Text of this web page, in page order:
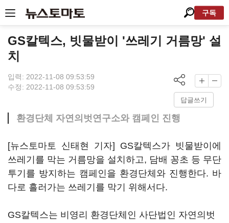
구독
GS칼텍스, 빗물받이 '쓰레기 거름망' 설
치
입력: 2022-11-08 09:53:59
수정: 2022-11-08 09:53:59
답글쓰기
환경단체 자연의벗연구소와 캠페인 진행
[뉴스토마토 신태현 기자] GS칼텍스가 빗물받이에
쓰레기를 막는 거름망을 설치하고, 담배 꽁초 등 무단
투기를 방지하는 캠페인을 환경단체와 진행한다. 바
다로 흘러가는 쓰레기를 막기 위해서다.
GS칼텍스는 비영리 환경단체인 사단법인 자연의벗